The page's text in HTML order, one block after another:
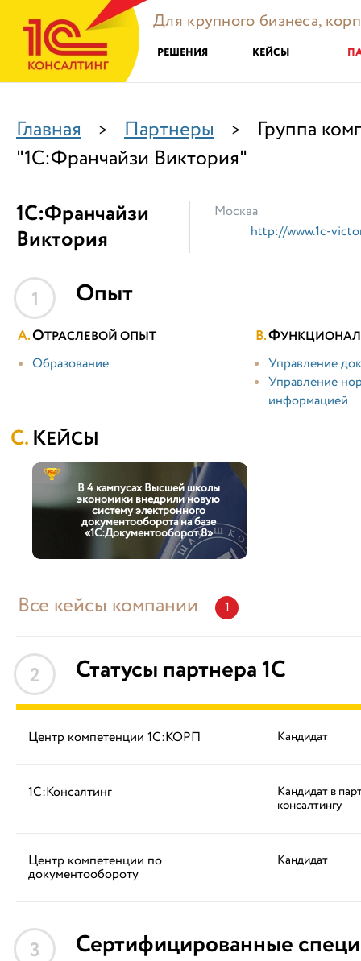
Для крупного бизнеса,
РЕШЕНИЯ КЕЙСЫ
Главная > Партнеры >
Группа
"1С:Франчайзи Виктория"
1С:Франчайзи
Виктория
Москва
http://www.1c-
1 Опыт
ОТРАСЛЕВОЙ ОПЫТ
Образование
Ф
Управление
Управление
информацией
КЕЙСЫ
В 4 кампусах Высшей школы
экономики внедрили новую
систему электронного
документооборота на базе
«1С:Документооборот 8»
Все кейсы компании 1
2 Статусы партнера 1С
Центр компетенции 1С:КОРП Кандидат
1С:Консалтинг Кандидат в
консалтингу
Центр компетенции по
документообороту
Кандидат
3 Сертифицированные